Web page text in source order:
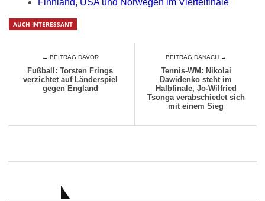
Finnland, USA und Norwegen im Viertelfinale
AUCH INTERESSANT
← BEITRAG DAVOR
Fußball: Torsten Frings
verzichtet auf Länderspiel
gegen England
BEITRAG DANACH →
Tennis-WM: Nikolai
Dawidenko steht im
Halbfinale, Jo-Wilfried
Tsonga verabschiedet sich
mit einem Sieg